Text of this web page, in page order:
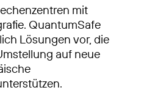
mit
QuantumSafe
Lösungen vor, die
auf neue